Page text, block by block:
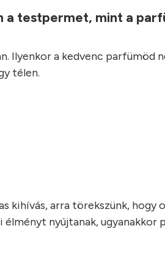
a testpermet, mint a
Ilyenkor a kedvenc parfümöd
télen.
kihívás, arra törekszünk, hogy
nyújtanak, ugyanakkor